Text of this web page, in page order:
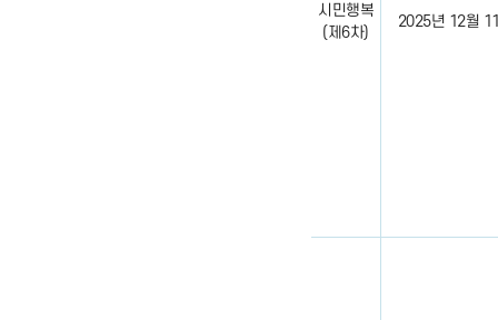
시민행복
(제6차)
2025년 12월